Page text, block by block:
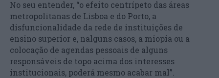
No seu entender, “o efeito centrípeto das áreas
metropolitanas de Lisboa e do Porto, a
disfuncionalidade da rede de instituições de
ensino superior e, nalguns casos, a miopia ou a
colocação de agendas pessoais de alguns
responsáveis de topo acima dos interesses
institucionais, poderá mesmo acabar mal”.